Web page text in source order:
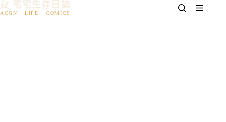
跳
𓃠 宅宅生存日誌